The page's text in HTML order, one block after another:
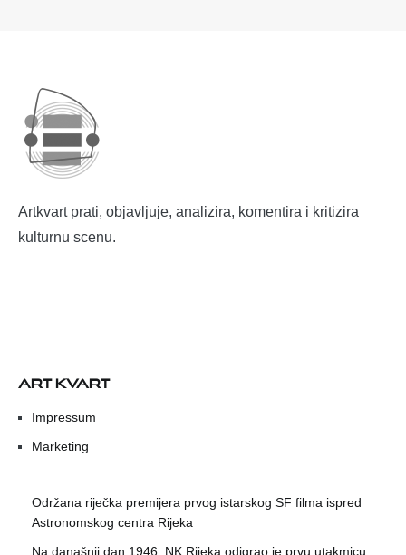
Artkvart prati, objavljuje, analizira, komentira i kritizira
kulturnu scenu.
ART KVART
Impressum
Marketing
Održana riječka premijera prvog istarskog SF filma ispred
Astronomskog centra Rijeka
Na današnji dan 1946. NK Rijeka odigrao je prvu utakmicu